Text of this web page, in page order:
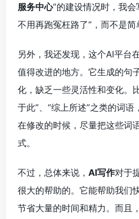
服务中心”的建设情况时，我会
不用再跑冤枉路了”，而不是简
另外，我还发现，这个AI平台
值得改进的地方。它生成的句
化，缺乏一些灵活性和变化。
于此”、“综上所述”之类的词
在修改的时候，尽量把这些词
式。
不过，总体来说， AI写作对于
很大的帮助的。它能帮助我们
节省大量的时间和精力。而且